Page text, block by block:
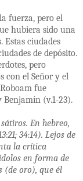
fuerza, pero el
hubiera sido una
ciudades
de depósito.
pero
con el Señor y el
fue
Benjamín (v.1-23).
En hebreo,
34:14). Lejos de
la crítica
en forma de
(de oro), que él